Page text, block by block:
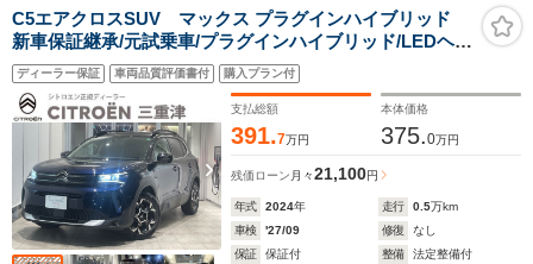
C5エアクロスSUV マックス プラグインハイブリッド
新車保証継承/元試乗車/プラグインハイブリッド/LEDヘッ
ドライト(オート機能)/ACC/バックカメラ/アップルカープ
レイ・アンドロイドオート対応/パノラミックサンルーフ/
アドバンスコンフォートシート
ディーラー保証 車両品質評価書付 購入プラン付
支払総額
391.7万円
本体価格
375.0万円
残価ローン 月々21,100円
年式 2024年 走行 0.5万km
車検
'27/09 修復
なし
保証
保証付 整備
法定整備付